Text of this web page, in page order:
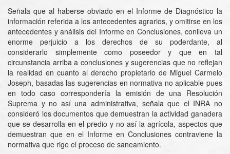
Señala que al haberse obviado en el Informe de Diagnóstico la
información referida a los antecedentes agrarios, y omitirse en los
antecedentes y análisis del Informe en Conclusiones, conlleva un
enorme perjuicio a los derechos de su poderdante, al
considerarlo simplemente como poseedor y que en tal
circunstancia arriba a conclusiones y sugerencias que no reflejan
la realidad en cuanto al derecho propietario de Miguel Carmelo
Joseph, basadas las sugerencias en normativa no aplicable pues
en todo caso correspondería la emisión de una Resolución
Suprema y no así una administrativa, señala que el INRA no
consideró los documentos que demuestran la actividad ganadera
que se desarrolla en el predio y no así la agrícola, aspectos que
demuestran que en el Informe en Conclusiones contraviene la
normativa que rige el proceso de saneamiento.